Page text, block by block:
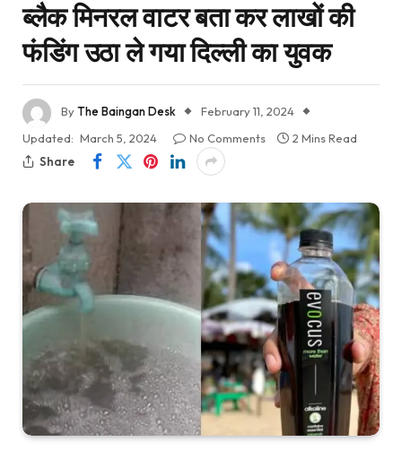
ब्लैक मिनरल वाटर बता कर लाखों की
फंडिंग उठा ले गया दिल्ली का युवक
ByThe Baingan Desk
February 11, 2024
Updated: March 5, 2024 No Comments
2 Mins Read
Share